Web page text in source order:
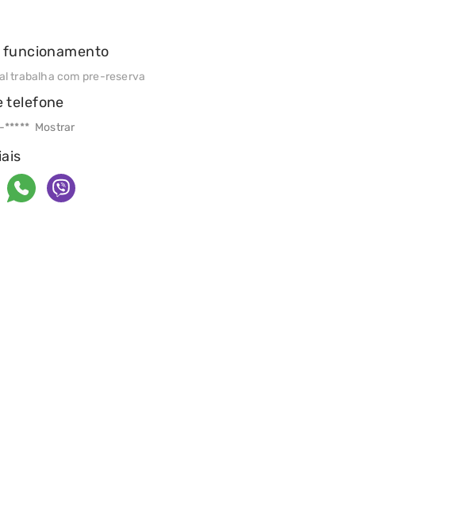
funcionamento
trabalha com pre-reserva
telefone
***** Mostrar